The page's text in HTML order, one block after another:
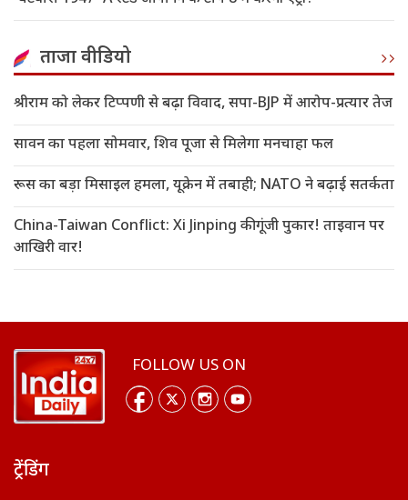
ताजा वीडियो
श्रीराम को लेकर टिप्पणी से बढ़ा विवाद, सपा-BJP में आरोप-प्रत्यार तेज
सावन का पहला सोमवार, शिव पूजा से मिलेगा मनचाहा फल
रूस का बड़ा मिसाइल हमला, यूक्रेन में तबाही; NATO ने बढ़ाई सतर्कता
China-Taiwan Conflict: Xi Jinping की गूंजी पुकार! ताइवान पर
आखिरी वार!
FOLLOW US ON
ट्रेंडिंग